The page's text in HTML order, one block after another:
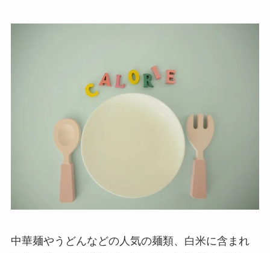
中華麺やうどんなどの人気の麺類、白米に含まれ